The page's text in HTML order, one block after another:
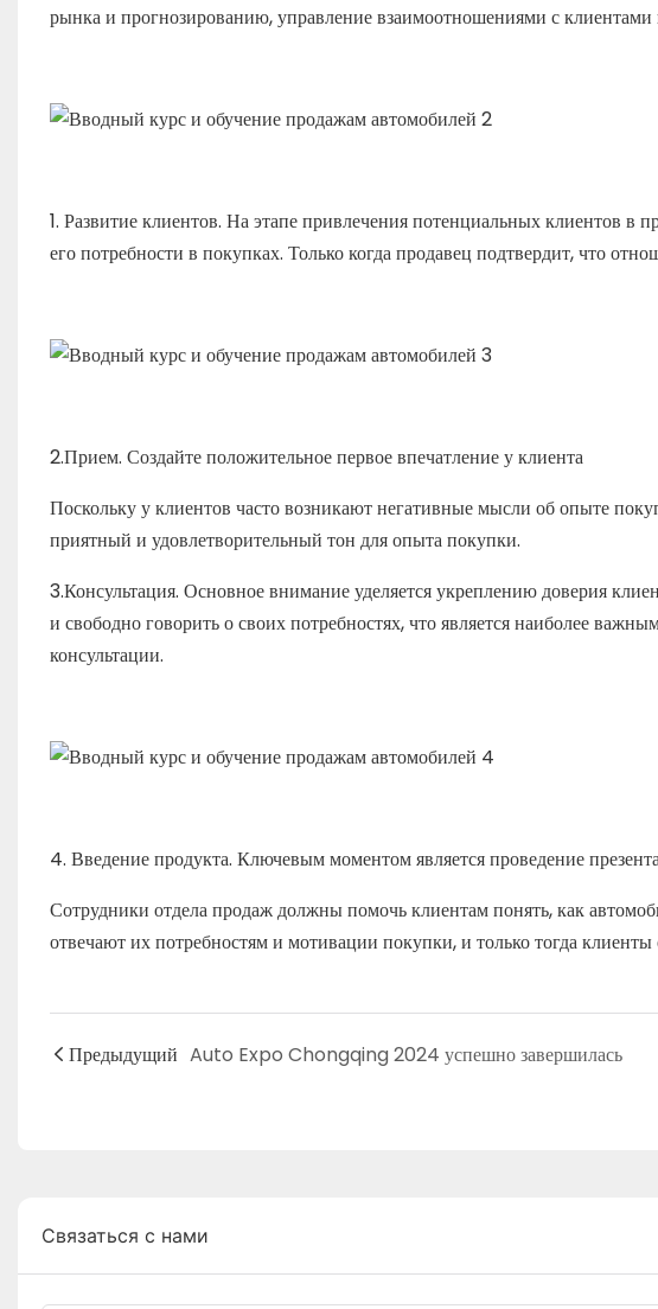
рынка и прогнозированию, управление взаимоотношениями с
1. Развитие клиентов. На этапе привлечения потенциальных клиентов
его потребности в покупках. Только когда продавец подтвердит, что
2.Прием. Создайте положительное первое впечатление у клиента
Поскольку у клиентов часто возникают негативные мысли об опыте
приятный и удовлетворительный тон для опыта покупки.
3.Консультация. Основное внимание уделяется укреплению доверия
и свободно говорить о своих потребностях, что является наиболее
консультации.
4. Введение продукта. Ключевым моментом является проведение
Сотрудники отдела продаж должны помочь клиентам понять, как
отвечают их потребностям и мотивации покупки, и только тогда клиенты
Предыдущий Auto Expo Chongqing 2024 успешно завершилась
Связаться с нами